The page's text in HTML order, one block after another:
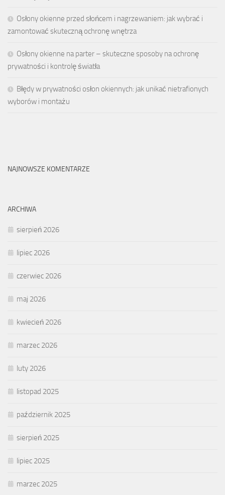
Osłony okienne przed słońcem i nagrzewaniem: jak wybrać i
zamontować skuteczną ochronę wnętrza
Osłony okienne na parter – skuteczne sposoby na ochronę
prywatności i kontrolę światła
Błędy w prywatności osłon okiennych: jak unikać nietrafionych
wyborów i montażu
NAJNOWSZE KOMENTARZE
ARCHIWA
sierpień 2026
lipiec 2026
czerwiec 2026
maj 2026
kwiecień 2026
marzec 2026
luty 2026
listopad 2025
październik 2025
sierpień 2025
lipiec 2025
marzec 2025